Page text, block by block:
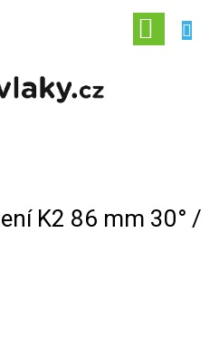
KOŠÍK
K2 86 mm 30° /